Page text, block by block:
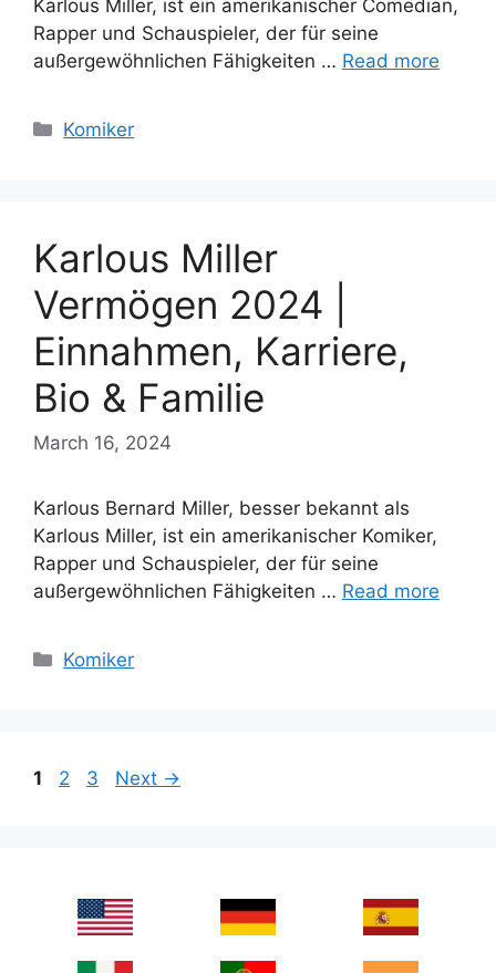
Karlous Miller, ist ein amerikanischer Comedian,
Rapper und Schauspieler, der für seine
außergewöhnlichen Fähigkeiten … Read more
Categories
Komiker
Karlous Miller
Vermögen 2024 |
Einnahmen, Karriere,
Bio & Familie
March 16, 2024
Karlous Bernard Miller, besser bekannt als
Karlous Miller, ist ein amerikanischer Komiker,
Rapper und Schauspieler, der für seine
außergewöhnlichen Fähigkeiten … Read more
Categories
Komiker
Page
1 Page
2 Page
3 Next →